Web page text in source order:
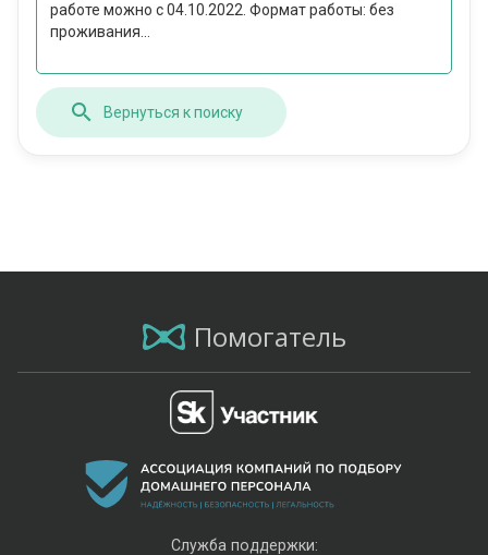
работе можно c 04.10.2022. Формат работы: без
проживания...
Вернуться к поиску
Помогатель
Служба поддержки: